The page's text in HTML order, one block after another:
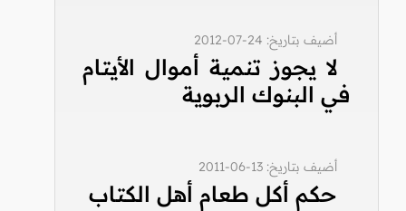
أضيف بتاريخ: 24-07-2012
لا يجوز تنمية أموال الأيتام
في البنوك الربوية
أضيف بتاريخ: 13-06-2011
حكم أكل طعام أهل الكتاب